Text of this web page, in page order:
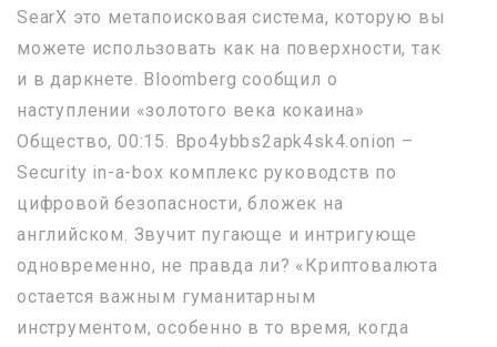
SearX это метапоисковая система, которую вы
можете использовать как на поверхности, так
и в даркнете. Bloomberg сообщил о
наступлении «золотого века кокаина»
Общество, 00:15. Bpo4ybbs2apk4sk4.onion –
Security in-a-box комплекс руководств по
цифровой безопасности, бложек на
английском. Звучит пугающе и интригующе
одновременно, не правда ли? «Криптовалюта
остается важным гуманитарным
инструментом, особенно в то время, когда